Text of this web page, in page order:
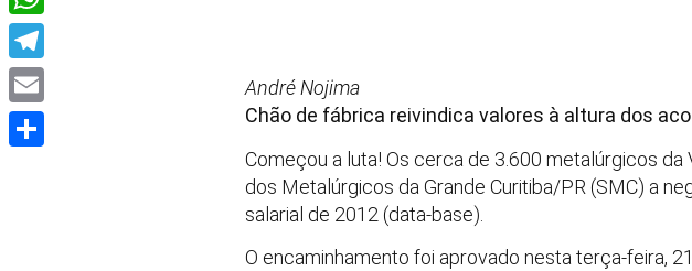
André Nojima
Chão de fábrica reivindica valores à altura dos
Começou a luta! Os cerca de 3.600 metalúrgicos
dos Metalúrgicos da Grande Curitiba/PR (SMC) a
salarial de 2012 (data-base).
O encaminhamento foi aprovado nesta terça-feira,
WhatsApp
Telegram
Email